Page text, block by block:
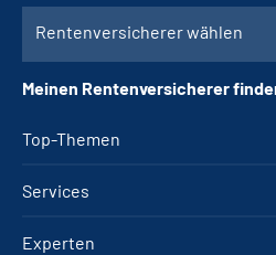
Top-Themen
Services
Experten
Rentenversicherer wählen
Meinen Rentenversicherer